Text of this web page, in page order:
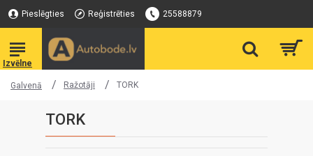
Pieslēgties Reģistrēties 25588879
Galvenā Ražotāji TORK
TORK